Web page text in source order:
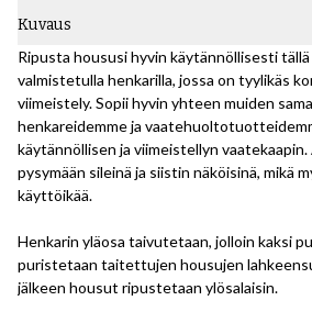
Kuvaus
Ripusta housusi hyvin käytännöllisesti
valmistetulla henkarilla, jossa on tyylikäs
viimeistely. Sopii hyvin yhteen muiden
henkareidemme ja
käytännöllisen ja viimeistellyn
pysymään sileinä ja siistin näköisinä, mikä
käyttöikää.
Henkarin yläosa taivutetaan, jolloin kaksi
puristetaan taitettujen housujen
jälkeen housut ripustetaan ylösalaisin.